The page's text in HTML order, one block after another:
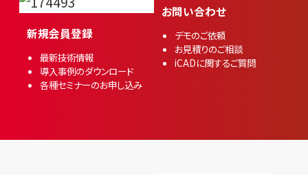
新規会員登録
最新技術情報
導入事例のダウンロード
各種セミナーのお申し込み
お問い合わせ
デモのご依頼
お見積りのご相談
iCADに関するご質問